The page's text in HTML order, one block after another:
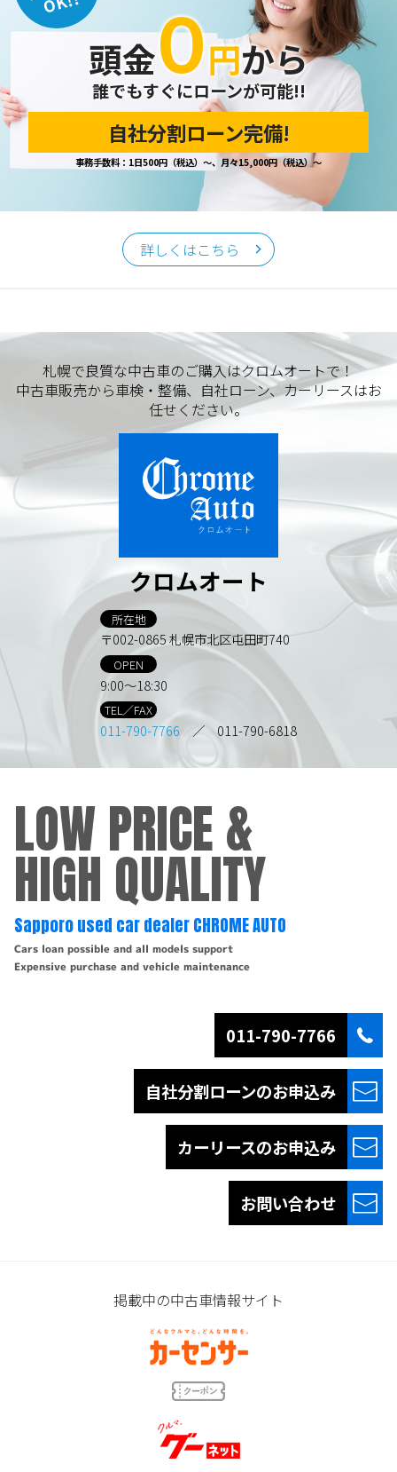
ご本人から、登録されている個人情報について訂正・削除・
開示の請求があった場合は、迅速に対応いたします。
当ホームページが保有する個人情報の取り扱い、および訂
正・削除・開示等に関するお問い合わせ先は、以下の通りで
個人情報保護担当窓口
当社の「個人情報の取扱い」に関するお問い合わせは、下記
クロムオート
〒002-0865 札幌市北区屯田町740
TEL／011-790-7766FAX／011-790-6818
頭金０円から
誰でもすぐにローンが可能!!
自社分割ローン完備!
事務手数料：1日500円（税込）～、月々15,000円（税込）～
詳しくはこちら
札幌で良質な中古車のご購入はクロムオートで！
中古車販売から車検・整備、自社ローン、カーリースはお
任せください。
クロムオート
所在地
〒002-0865 札幌市北区屯田町740
OPEN
9:00～18:30
TEL／FAX
011-790-7766 ／ 011-790-6818
LOW PRICE &
HIGH QUALITY
Sapporo used car dealer CHROME AUTO
Cars loan possible and all models support
Expensive purchase and vehicle maintenance
011-790-7766
自社分割ローンのお申込み
カーリースのお申込み
お問い合わせ
掲載中の中古車情報サイト